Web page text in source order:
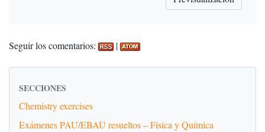
Seguir los comentarios: |
SECCIONES
Chemistry exercises
Exámenes PAU/EBAU resueltos – Física y Química